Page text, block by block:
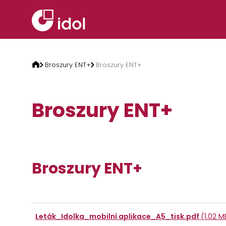
Broszury ENT+ Broszury ENT+
Broszury ENT+
Broszury ENT+
Leták_Idolka_mobilní aplikace_A5_tisk.pdf (1.02